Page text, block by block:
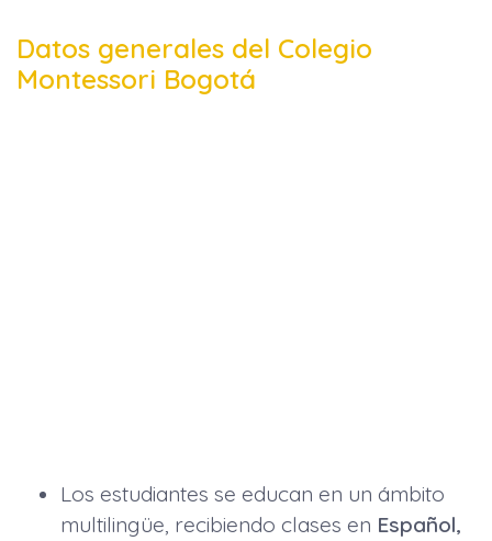
Datos generales del Colegio
Montessori Bogotá
Los estudiantes se educan en un ámbito
multilingüe, recibiendo clases en Español,